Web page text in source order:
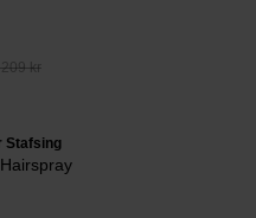
kr
Stafsing